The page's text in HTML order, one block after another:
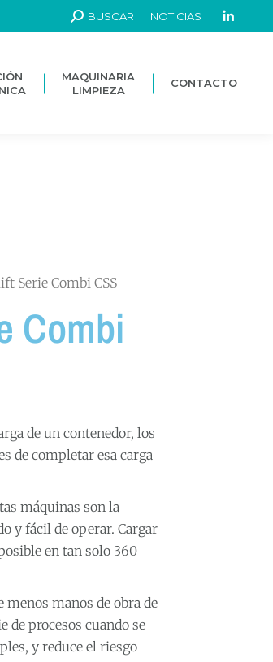
BUSCAR NOTICIAS
MAQUINARIA
LIMPIEZA
CONTACTO
Serie Combi CSS
Combi
de un contenedor, los
de completar esa carga
máquinas son la
y fácil de operar. Cargar
en tan solo 360
menos manos de obra de
de procesos cuando se
y reduce el riesgo
MAQUINARIA
CONTACTO